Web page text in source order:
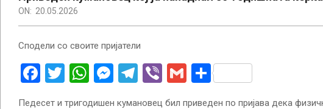
ON: 20.05.2026
Сподели со своите пријатели
Facebook
Twitter
WhatsApp
Messenger
Telegram
ViberGmailShare
Педесет и тригодишен кумановец бил приведен по пријава дека